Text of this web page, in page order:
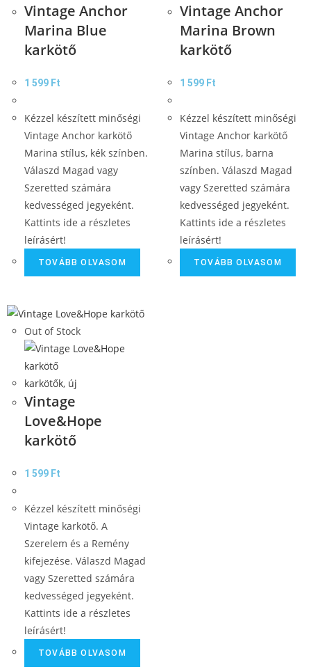
Vintage Anchor
Marina Blue
karkötő
1 599 Ft
Kézzel készített minőségi
Vintage Anchor karkötő
Marina stílus, kék színben.
Válaszd Magad vagy
Szeretted számára
kedvességed jegyeként.
Kattints ide a részletes
leírásért!
TOVÁBB OLVASOM
Vintage Anchor
Marina Brown
karkötő
1 599 Ft
Kézzel készített minőségi
Vintage Anchor karkötő
Marina stílus, barna
színben. Válaszd Magad
vagy Szeretted számára
kedvességed jegyeként.
Kattints ide a részletes
leírásért!
TOVÁBB OLVASOM
Out of Stock
karkötők, új
Vintage
Love&Hope
karkötő
1 599 Ft
Kézzel készített minőségi
Vintage karkötő. A
Szerelem és a Remény
kifejezése. Válaszd Magad
vagy Szeretted számára
kedvességed jegyeként.
Kattints ide a részletes
leírásért!
TOVÁBB OLVASOM